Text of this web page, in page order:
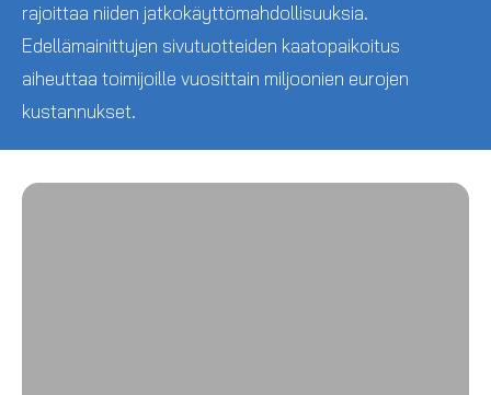
rajoittaa niiden jatkokäyttömahdollisuuksia.
Edellämainittujen sivutuotteiden kaatopaikoitus
aiheuttaa toimijoille vuosittain miljoonien eurojen
kustannukset.